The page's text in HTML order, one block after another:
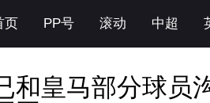
页 PP号 滚动 中超
和皇马部分球员